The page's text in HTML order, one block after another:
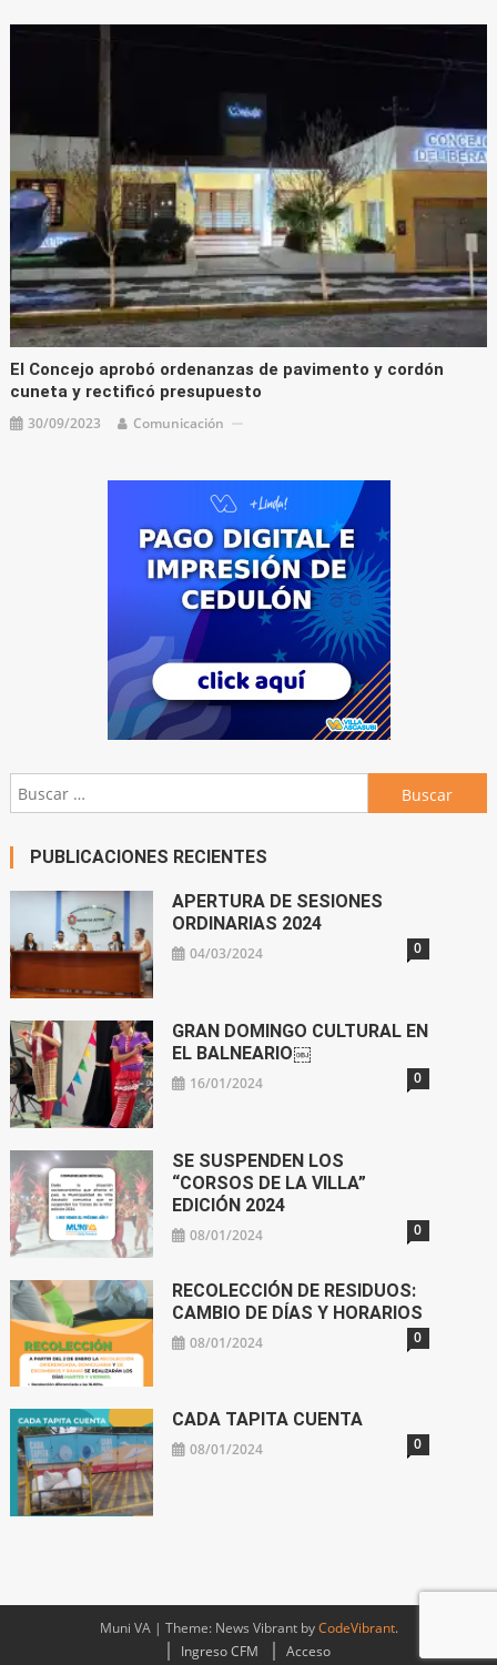
El Concejo aprobó ordenanzas de pavimento y cordón
cuneta y rectificó presupuesto
30/09/2023 Comunicación
Buscar:
PUBLICACIONES RECIENTES
APERTURA DE SESIONES
ORDINARIAS 2024
04/03/2024 0
GRAN DOMINGO CULTURAL EN
EL BALNEARIO￼
16/01/2024 0
SE SUSPENDEN LOS
“CORSOS DE LA VILLA”
EDICIÓN 2024
08/01/2024 0
RECOLECCIÓN DE RESIDUOS:
CAMBIO DE DÍAS Y HORARIOS
08/01/2024 0
CADA TAPITA CUENTA
08/01/2024 0
Muni VA | Theme: News Vibrant byCodeVibrant.
Ingreso CFM
Acceso